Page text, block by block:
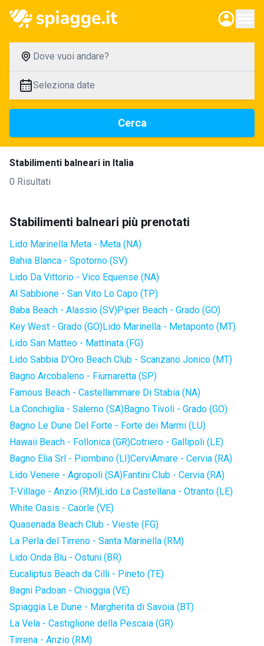
Dove vuoi andare?
Seleziona date
Cerca
Stabilimenti balneari in Italia
0 Risultati
Stabilimenti balneari più prenotati
Lido Marinella Meta - Meta (NA)
Bahia Blanca - Spotorno (SV)
Lido Da Vittorio - Vico Equense (NA)
Al Sabbione - San Vito Lo Capo (TP)
Baba Beach - Alassio (SV)Piper Beach - Grado (GO)
Key West - Grado (GO)Lido Marinella - Metaponto (MT)
Lido San Matteo - Mattinata (FG)
Lido Sabbia D'Oro Beach Club - Scanzano Jonico (MT)
Bagno Arcobaleno - Fiumaretta (SP)
Famous Beach - Castellammare Di Stabia (NA)
La Conchiglia - Salerno (SA)Bagno Tivoli - Grado (GO)
Bagno Le Dune Del Forte - Forte dei Marmi (LU)
Hawaii Beach - Follonica (GR)Cotriero - Gallipoli (LE)
Bagno Elia Srl - Piombino (LI)CerviAmare - Cervia (RA)
Lido Venere - Agropoli (SA)Fantini Club - Cervia (RA)
T-Village - Anzio (RM)Lido La Castellana - Otranto (LE)
White Oasis - Caorle (VE)
Quasenada Beach Club - Vieste (FG)
La Perla del Tirreno - Santa Marinella (RM)
Lido Onda Blu - Ostuni (BR)
Eucaliptus Beach da Cilli - Pineto (TE)
Bagni Padoan - Chioggia (VE)
Spiaggia Le Dune - Margherita di Savoia (BT)
La Vela - Castiglione della Pescaia (GR)
Tirrena - Anzio (RM)